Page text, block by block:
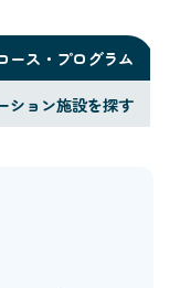
ース・プログラム
ション施設を探す